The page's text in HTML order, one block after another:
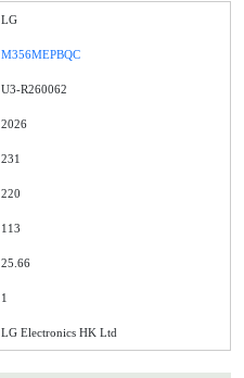
LG
M356MEPBQC
U3-R260062
2026
231
220
113
25.66
1
LG Electronics HK Ltd